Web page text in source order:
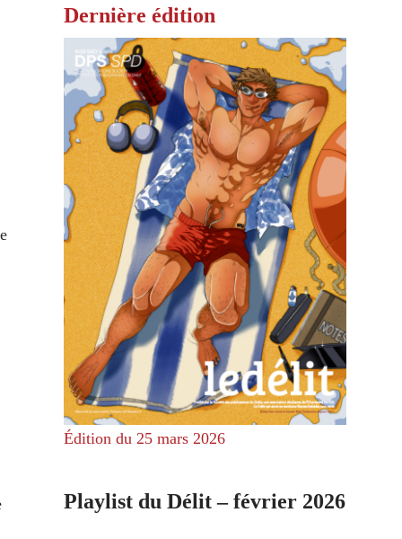
Dernière édition
Édition du 25 mars 2026
Playlist du Délit – février 2026